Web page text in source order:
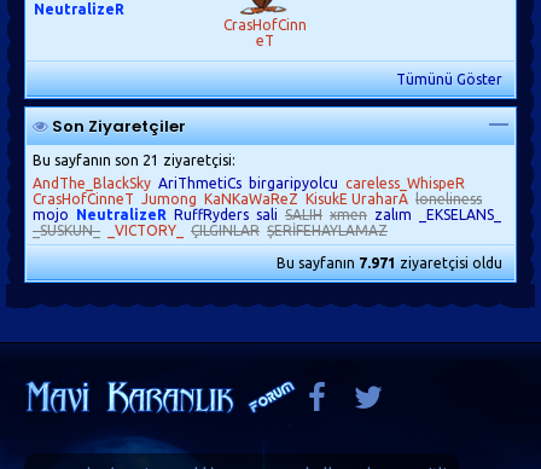
NeutralizeR
CrasHofCinn
eT
Tümünü Göster
Son Ziyaretçiler
Bu sayfanın son 21 ziyaretçisi:
AndThe_BlackSky AriThmetiCs birgaripyolcu careless_WhispeR
CrasHofCinneT Jumong KaNKaWaReZ KisukE UraharA loneliness
mojo
NeutralizeR RuffRyders sali SALIH xmen zalım
_EKSELANS_
_SUSKUN_
_VICTORY_ ÇILGINLAR ŞERİFEHAYLAMAZ
Bu sayfanın7.971ziyaretçisi oldu